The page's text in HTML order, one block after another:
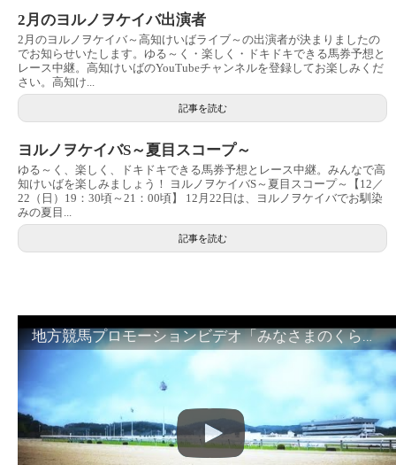
2月のヨルノヲケイバ出演者
2月のヨルノヲケイバ～高知けいばライブ～の出演者が決まりましたの
でお知らせいたします。ゆる～く・楽しく・ドキドキできる馬券予想と
レース中継。高知けいばのYouTubeチャンネルを登録してお楽しみくだ
さい。高知け...
記事を読む
ヨルノヲケイバS～夏目スコープ～
ゆる～く、楽しく、ドキドキできる馬券予想とレース中継。みんなで高
知けいばを楽しみましょう！ ヨルノヲケイバS～夏目スコープ～【12／
22（日）19：30頃～21：00頃】 12月22日は、ヨルノヲケイバでお馴染
みの夏目...
記事を読む
地方競馬プロモーションビデオ「みなさまのくらしのために」30秒篇｜NAR公式